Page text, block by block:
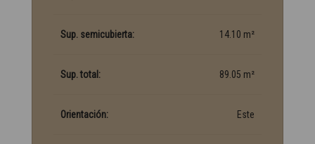
Sup. semicubierta: 14.10 m²
Sup. total: 89.05 m²
Orientación: Este